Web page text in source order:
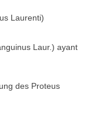
Laurenti)
Laur.) ayant
des Proteus